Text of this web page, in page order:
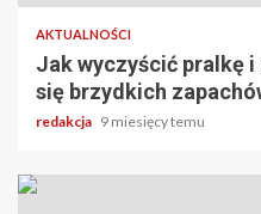
AKTUALNOŚCI
Jak wyczyścić pralkę
się brzydkich
redakcja 9 miesięcy temu